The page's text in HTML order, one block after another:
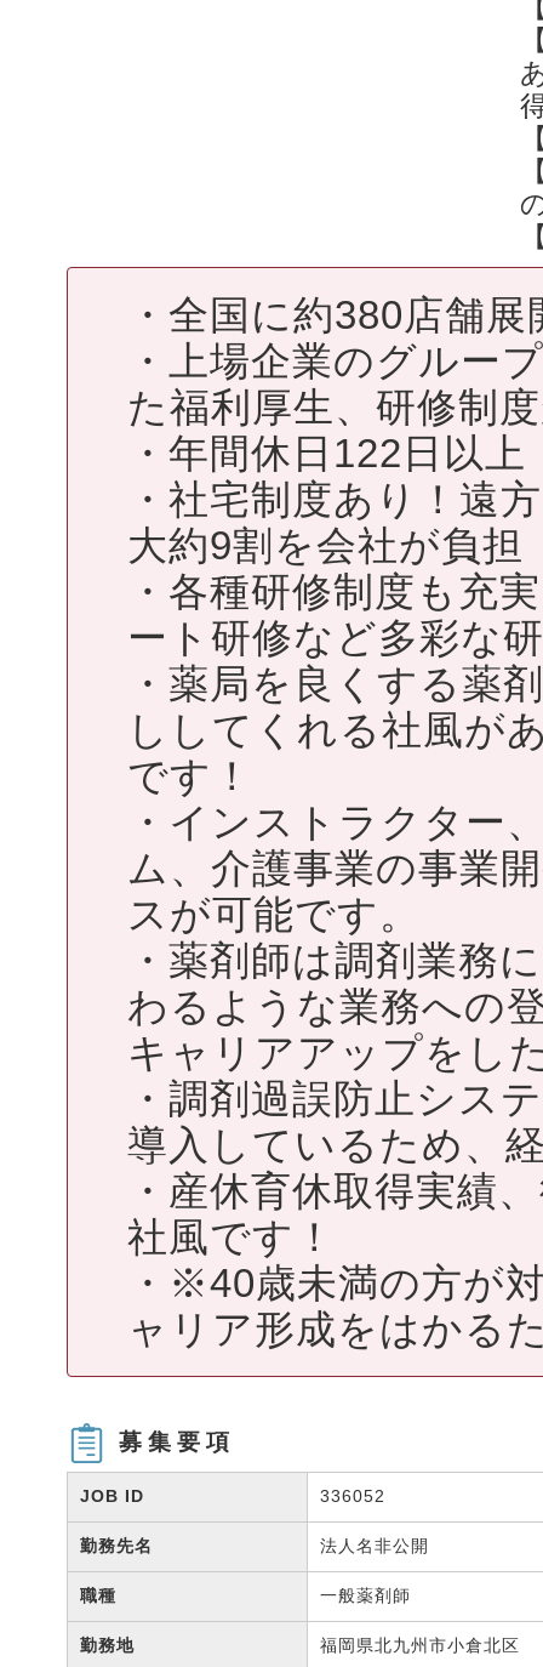
・全国に約380店舗
・上場企業のグルー
た福利厚生、研修制
・年間休日122日以上
・社宅制度あり！遠
大約9割を会社が負担
・各種研修制度も充
ート研修など多彩な
・薬局を良くする薬
ししてくれる社風が
です！
・インストラクター
ム、介護事業の事業
スが可能です。
・薬剤師は調剤業務
わるような業務への
キャリアアップをし
・調剤過誤防止シス
導入しているため、
・産休育休取得実績
社風です！
・※40歳未満の方が
ャリア形成をはかる
募集要項
JOB ID 336052
勤務先名 法人名非公開
職種 一般薬剤師
勤務地 福岡県北九州市小倉北区